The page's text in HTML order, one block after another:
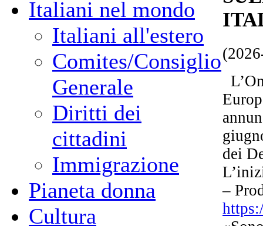
Italiani nel mondo
Italiani all'estero
Comites/Consiglio
Generale
Diritti dei
cittadini
Immigrazione
Pianeta donna
Cultura
dei
–